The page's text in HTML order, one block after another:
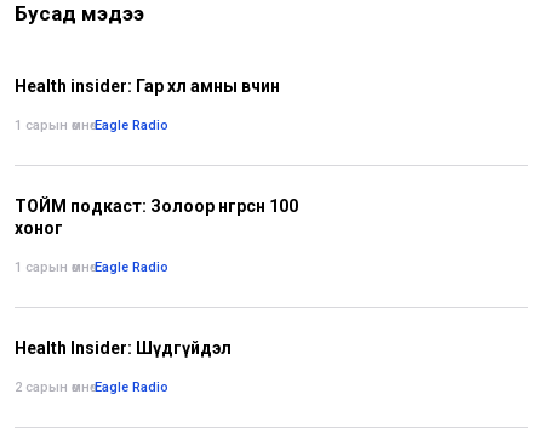
Бусад мэдээ
Health insider: Гар хөл амны өвчин
1 сарын өмнө•Eagle Radio
ТОЙМ подкаст: Золоор өнгөрсөн 100
хоног
1 сарын өмнө•Eagle Radio
Health Insider: Шүдгүйдэл
2 сарын өмнө•Eagle Radio